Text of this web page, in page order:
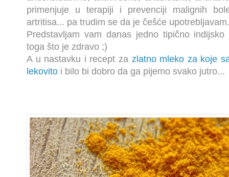
primenjuje u terapiji i prevenciji malignih
artritisa... pa trudim se da je češće upotrebljavam.
Predstavljam vam danas jedno tipično
toga što je zdravo ;)
A u nastavku i recept za zlatno mleko za koje
lekovito i bilo bi dobro da ga pijemo svako jutro...